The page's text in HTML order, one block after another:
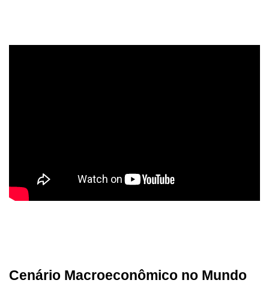
Cenário Macroeconômico no Mundo